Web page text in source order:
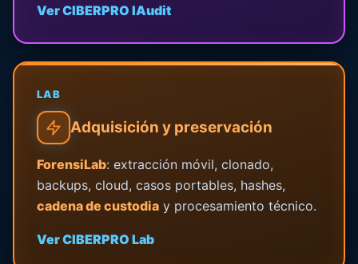
Ver CIBERPRO IAudit
LAB
Adquisición y preservación
ForensiLab: extracción móvil, clonado,
backups, cloud, casos portables, hashes,
cadena de custodiay procesamiento técnico.
Ver CIBERPRO Lab